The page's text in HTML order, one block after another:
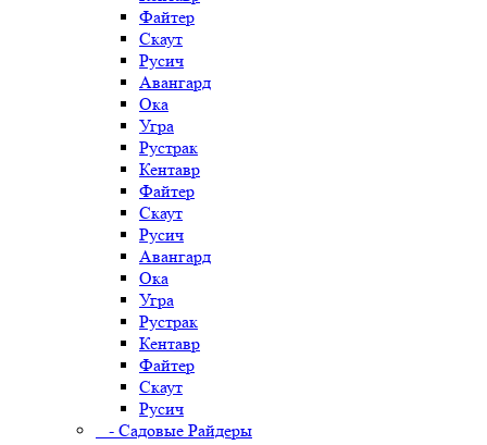
Файтер
Скаут
Русич
Авангард
Ока
Угра
Рустрак
Кентавр
Файтер
Скаут
Русич
Авангард
Ока
Угра
Рустрак
Кентавр
Файтер
Скаут
Русич
- Садовые Райдеры